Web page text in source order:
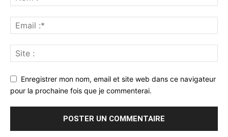
Enregistrer mon nom, email et site web dans ce navigateur
pour la prochaine fois que je commenterai.